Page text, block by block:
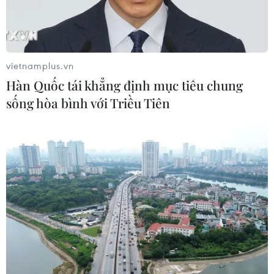
mưa lớn, nguy cơ lũ quét và sạt lở đất
gia tăng
04/08/2026 23:08
Xem thêm
CƠ QUAN CHỦ QUẢN: THÔNG TẤN XÃ VIỆT NAM
Tổng Biên tập: TRẦN TIẾN DUẨN
Phó Tổng Biên tập: NGUYỄN THỊ TÁM, KHÚC THANH
vietnamplus.vn
Hàn Quốc tái khẳng định mục tiêu chung
sống hòa bình với Triều Tiên